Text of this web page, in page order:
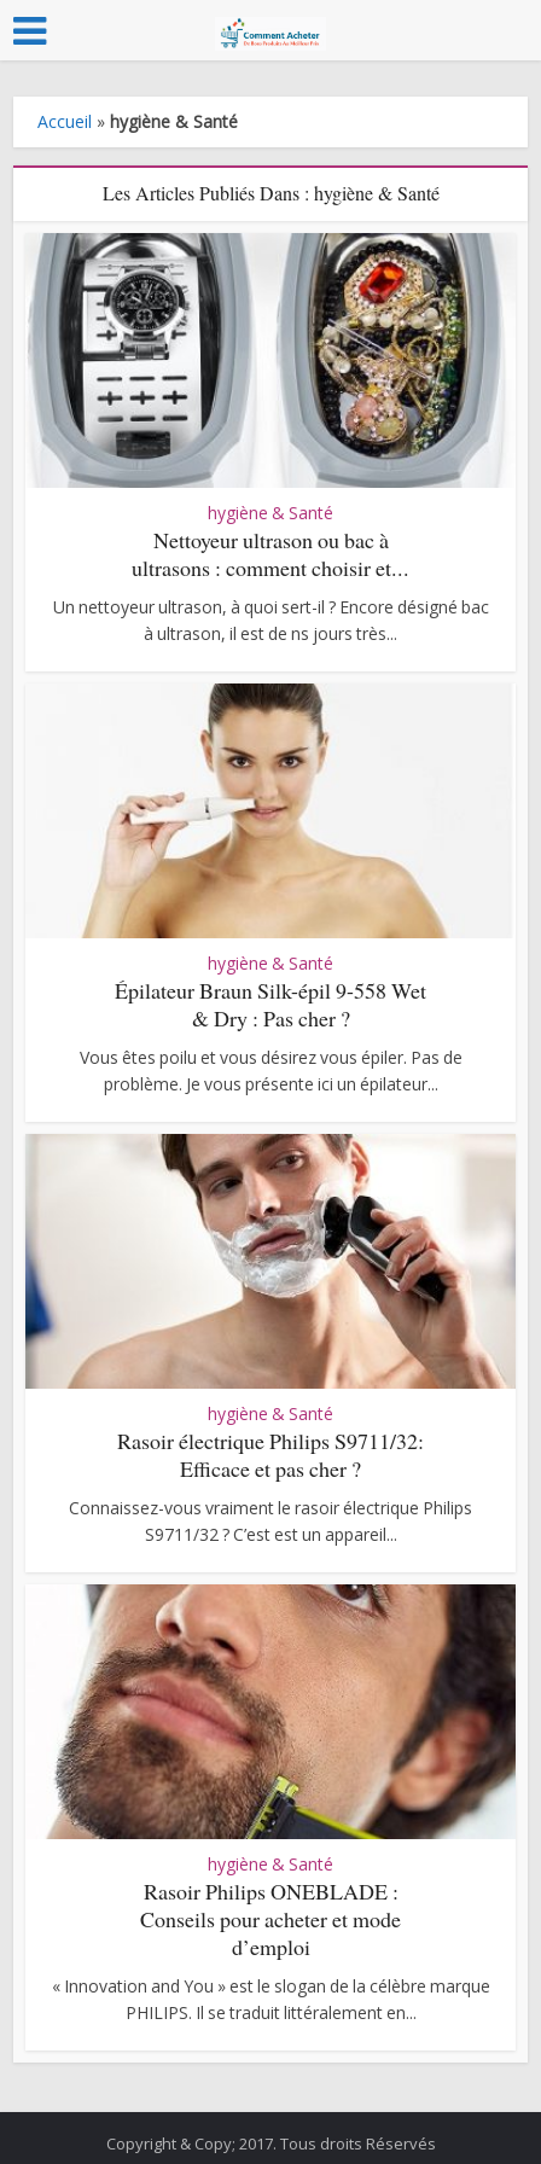
Accueil »hygiène & Santé
Les Articles Publiés Dans : hygiène & Santé
hygiène & Santé
Nettoyeur ultrason ou bac à
ultrasons : comment choisir et...
Un nettoyeur ultrason, à quoi sert-il ? Encore désigné bac
à ultrason, il est de ns jours très...
hygiène & Santé
Épilateur Braun Silk-épil 9-558 Wet
& Dry : Pas cher ?
Vous êtes poilu et vous désirez vous épiler. Pas de
problème. Je vous présente ici un épilateur...
hygiène & Santé
Rasoir électrique Philips S9711/32:
Efficace et pas cher ?
Connaissez-vous vraiment le rasoir électrique Philips
S9711/32 ? C’est est un appareil...
hygiène & Santé
Rasoir Philips ONEBLADE :
Conseils pour acheter et mode
d’emploi
« Innovation and You » est le slogan de la célèbre marque
PHILIPS. Il se traduit littéralement en...
Copyright & Copy; 2017. Tous droits Réservés